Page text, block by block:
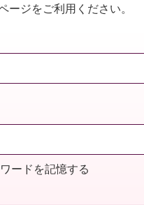
ージをご利用ください。
ードを記憶する